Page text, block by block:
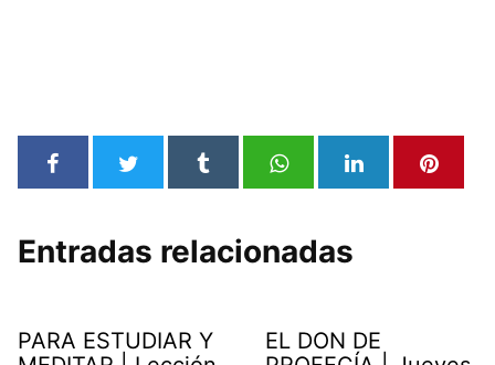
Entradas relacionadas
PARA ESTUDIAR Y
EL DON DE